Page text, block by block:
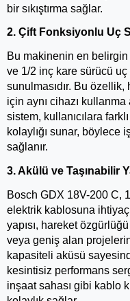
bir sıkıştırma sağlar.
2. Çift Fonksiyonlu Uç
Bu makinenin en
ve 1/2 inç kare sürücü
sunulmasıdır. Bu
için aynı cihazı
sistem, kullanıcılara
kolaylığı sunar, böylece
sağlanır.
3. Akülü ve Taşınabilir
Bosch GDX 18V-200 C,
elektrik kablosuna
yapısı, hareket
veya geniş alan
kapasiteli aküsü
kesintisiz performans
inşaat sahası gibi kablo